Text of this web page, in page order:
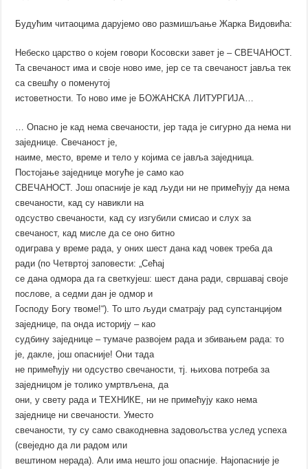
Будућим читаоцима дарујемо ово размишљање Жарка Видовића:
Небеско царство о којем говори Косовски завет је – СВЕЧАНОСТ.
Та свечаност има и своје ново име, јер се та свечаност јавља тек
са свешћу о поменутој
истоветности. То ново име је БОЖАНСКА ЛИТУРГИЈА…
… Опасно је кад нема свечаности, јер тада је сигурно да нема ни
заједнице. Свечаност је,
наиме, место, време и тело у којима се јавља заједница.
Постојање заједнице могуће је само као
СВЕЧАНОСТ. Још опасније је кад људи ни не примећују да нема
свечаности, кад су навикли на
одсуство свечаности, кад су изгубили смисао и слух за
свечаност, кад мисле да се оно битно
одиграва у време рада, у оних шест дана кад човек треба да
ради (по Четвртој заповести: „Сећај
се дана одмора да га светкујеш: шест дана ради, свршавај своје
послове, а седми дан је одмор и
Господу Богу твоме!“). То што људи сматрају рад супстанцијом
заједнице, па онда историју – као
судбину заједнице – тумаче развојем рада и збивањем рада: то
је, дакле, још опасније! Они тада
не примећују ни одсуство свечаности, тј. њихова потреба за
заједницом је толико умртвљена, да
они, у свету рада и ТЕХНИКЕ, ни не примећују како нема
заједнице ни свечаности. Уместо
свечаности, ту су само свакодневна задовољства услед успеха
(свеједно да ли радом или
вештином нерада). Али има нешто још опасније. Најопасније је